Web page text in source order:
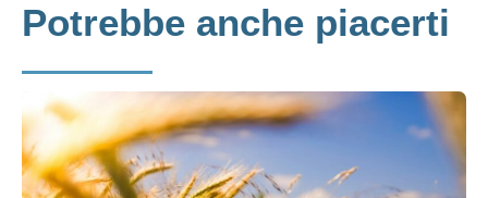
Potrebbe anche piacerti